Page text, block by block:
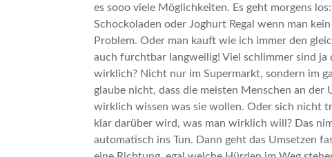
es sooo viele Möglichkeiten. Es geht morgens
Schockoladen oder Joghurt Regal wenn man
Problem. Oder man kauft wie ich immer den
auch furchtbar langweilig! Viel schlimmer sind
wirklich? Nicht nur im Supermarkt, sondern im
glaube nicht, dass die meisten Menschen an
wirklich wissen was sie wollen. Oder sich nicht
klar darüber wird, was man wirklich will? Das
automatisch ins Tun. Dann geht das Umsetzen